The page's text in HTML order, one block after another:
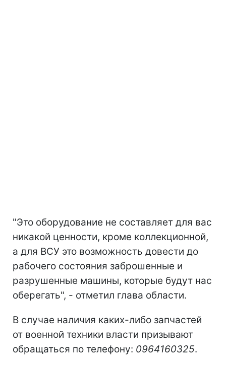
"Это оборудование не составляет для вас
никакой ценности, кроме коллекционной,
а для ВСУ это возможность довести до
рабочего состояния заброшенные и
разрушенные машины, которые будут нас
оберегать", - отметил глава области.
В случае наличия каких-либо запчастей
от военной техники власти призывают
обращаться по телефону: 0964160325.